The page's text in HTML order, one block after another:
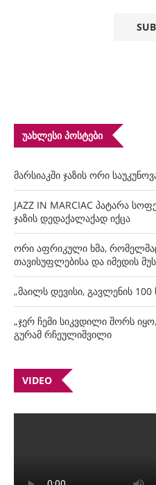
ᲣᲐᲮᲚᲔᲡᲘ ᲞᲝᲡᲢᲔᲑᲘ
მარსიაკში ჯაზის ორი
JAZZ IN MARCIAC პატარა
ჯაზის დედაქალაქად იქცა
ორი აფრიკული ხმა,
თავისუფლებისა და იმედის
„მაილს დევისი, გავლენის 100
„ჯერ ჩემი სიკვდილი შორს
გურამ რჩეულიშვილი
VIDEO